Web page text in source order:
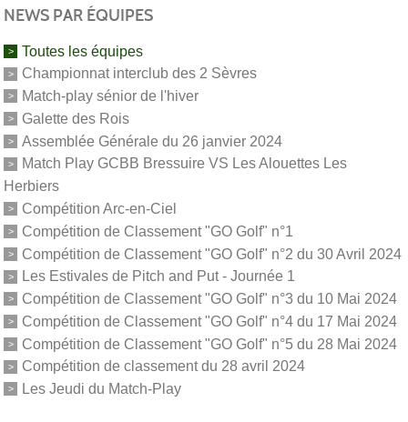
NEWS PAR ÉQUIPES
Toutes les équipes
Championnat interclub des 2 Sèvres
Match-play sénior de l'hiver
Galette des Rois
Assemblée Générale du 26 janvier 2024
Match Play GCBB Bressuire VS Les Alouettes Les
Herbiers
Compétition Arc-en-Ciel
Compétition de Classement "GO Golf" n°1
Compétition de Classement "GO Golf" n°2 du 30 Avril 2024
Les Estivales de Pitch and Put - Journée 1
Compétition de Classement "GO Golf" n°3 du 10 Mai 2024
Compétition de Classement "GO Golf" n°4 du 17 Mai 2024
Compétition de Classement "GO Golf" n°5 du 28 Mai 2024
Compétition de classement du 28 avril 2024
Les Jeudi du Match-Play